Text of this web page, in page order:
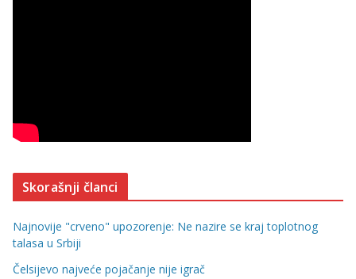
Skorašnji članci
Najnovije "crveno" upozorenje: Ne nazire se kraj toplotnog
talasa u Srbiji
Čelsijevo najveće pojačanje nije igrač